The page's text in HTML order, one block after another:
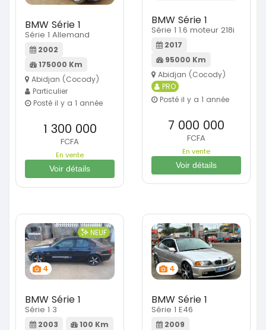
BMW Série 1
Série 1 Allemand
2002
175000 Km
Abidjan (Cocody)
Particulier
Posté il y a 1 année
1 300 000
FCFA
En vente
Voir détails
BMW Série 1
Série 1 1.6 moteur 218i
2017
95000 Km
Abidjan (Cocody)
PRO
Posté il y a 1 année
7 000 000
FCFA
En vente
Voir détails
4
NEUF
BMW Série 1
Série 1 3
2003
100 Km
4
BMW Série 1
Série 1 E46
2009